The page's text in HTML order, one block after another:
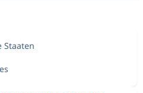
Staaten